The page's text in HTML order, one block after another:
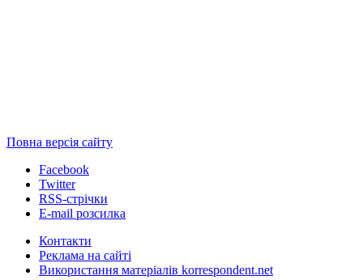
Повна версія сайту
Facebook
Twitter
RSS-стрічки
E-mail розсилка
Контакти
Реклама на сайті
Використання матеріалів korrespondent.net